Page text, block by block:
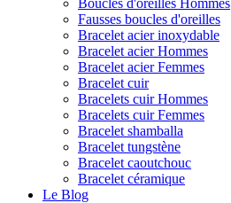
Boucles d'oreilles Hommes
Fausses boucles d'oreilles
Bracelet acier inoxydable
Bracelet acier Hommes
Bracelet acier Femmes
Bracelet cuir
Bracelets cuir Hommes
Bracelets cuir Femmes
Bracelet shamballa
Bracelet tungstène
Bracelet caoutchouc
Bracelet céramique
Le Blog